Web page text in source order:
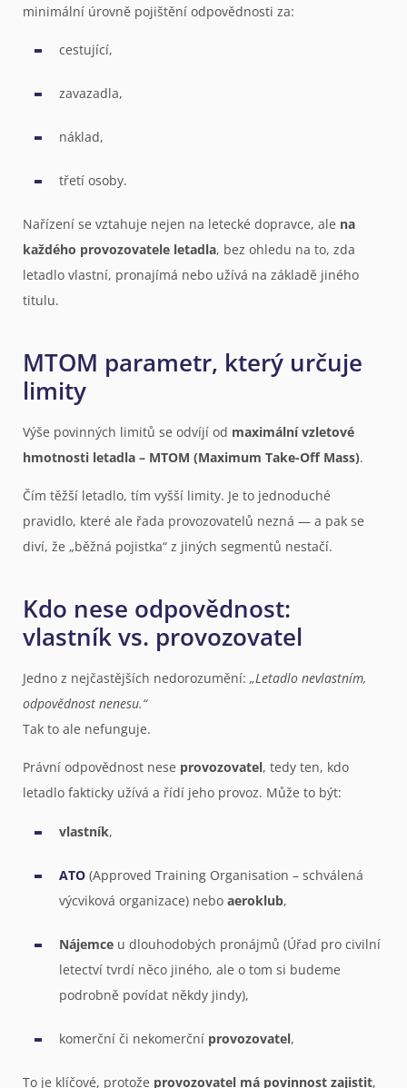
minimální úrovně pojištění odpovědnosti za:
cestující,
zavazadla,
náklad,
třetí osoby.
Nařízení se vztahuje nejen na letecké dopravce, ale na
každého provozovatele letadla, bez ohledu na to, zda
letadlo vlastní, pronajímá nebo užívá na základě jiného
titulu.
MTOM parametr, který určuje
limity
Výše povinných limitů se odvíjí od maximální vzletové
hmotnosti letadla – MTOM (Maximum Take-Off Mass).
Čím těžší letadlo, tím vyšší limity. Je to jednoduché
pravidlo, které ale řada provozovatelů nezná — a pak se
diví, že „běžná pojistka“ z jiných segmentů nestačí.
Kdo nese odpovědnost:
vlastník vs. provozovatel
Jedno z nejčastějších nedorozumění: „Letadlo nevlastním,
odpovědnost nenesu.“
Tak to ale nefunguje.
Právní odpovědnost nese provozovatel, tedy ten, kdo
letadlo fakticky užívá a řídí jeho provoz. Může to být:
vlastník,
ATO (Approved Training Organisation – schválená
výcviková organizace) nebo aeroklub,
Nájemce u dlouhodobých pronájmů (Úřad pro civilní
letectví tvrdí něco jiného, ale o tom si budeme
podrobně povídat někdy jindy),
komerční či nekomerční provozovatel,
To je klíčové, protože provozovatel má povinnost zajistit,